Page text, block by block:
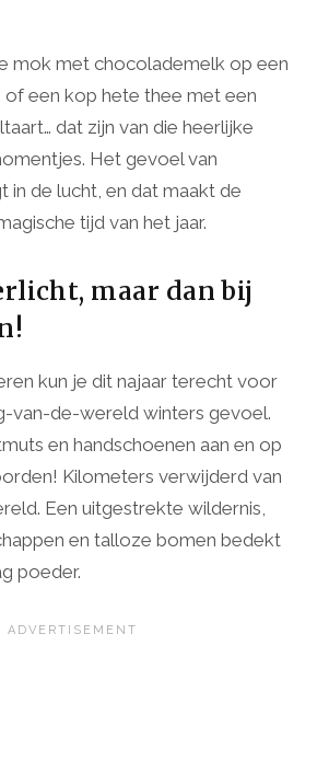
mok met chocolademelk op een
een kop hete thee met een
dat zijn van die heerlijke
Het gevoel van
in de lucht, en dat maakt de
tijd van het jaar.
maar dan bij
kun je dit najaar terecht voor
van-de-wereld winters gevoel.
en handschoenen aan en op
Kilometers verwijderd van
Een uitgestrekte wildernis,
en talloze bomen bedekt
poeder.